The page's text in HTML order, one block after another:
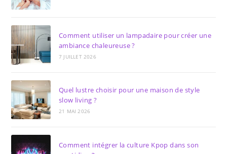
Comment utiliser un lampadaire pour créer une
ambiance chaleureuse ?
7 JUILLET 2026
Quel lustre choisir pour une maison de style
slow living ?
21 MAI 2026
Comment intégrer la culture Kpop dans son